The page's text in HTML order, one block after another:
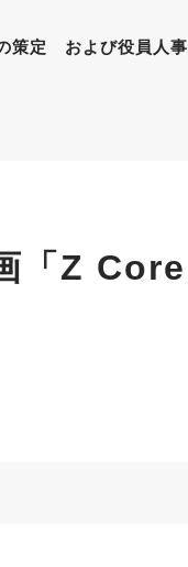
策定 および役員人
「Z